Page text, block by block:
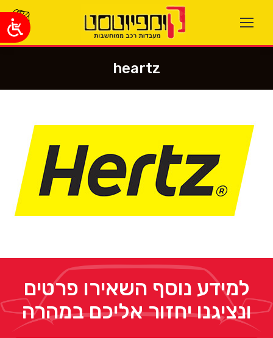
heartz
You are here:
למידע נוסף השאירו פרטים
ונציגנו יחזור אליכם במהרה